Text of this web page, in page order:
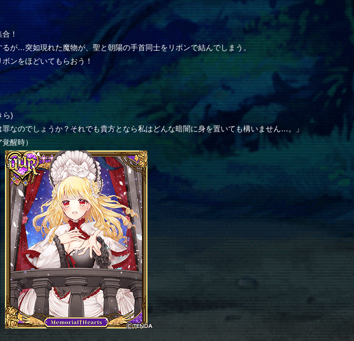
！
が…突如現れた魔物が、聖と朝陽の手首同士をリボンで結んでしまう。
ンをほどいてもらおう！
ら)
なのでしょうか？それでも貴方となら私はどんな暗闇に身を置いても構いません…。」
醒時）